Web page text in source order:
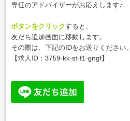
専任のアドバイザーがお応えします♪
ボタンをクリックすると、
友だち追加画面に移動します。
その際は、下記のIDをお送りください。
【求人ID：3759-kk-st-f1-gngf】